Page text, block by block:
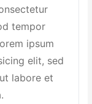
tempor
ipsum
elit, sed
labore et